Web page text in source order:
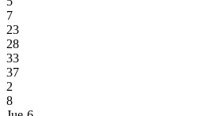
7
23
28
33
37
2
8